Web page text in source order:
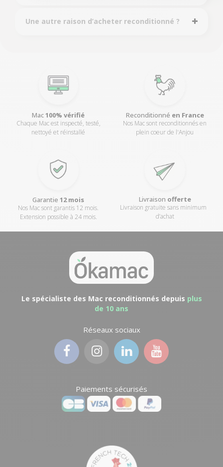
Une autre raison d’acheter reconditionné ?
Mac100% vérifié
Chaque Mac est inspecté, testé,
nettoyé et réinstallé
Reconditionné en France
Nos Mac sont reconditionnés en
plein coeur de l'Anjou
Garantie 12 mois
Nos Mac sont garantis 12 mois.
Extension possible à 24 mois.
Livraison offerte
Livraison gratuite sans minimum
d’achat
Le spécialiste des Mac reconditionnés depuis plus
de 10 ans
Réseaux sociaux
Paiements sécurisés